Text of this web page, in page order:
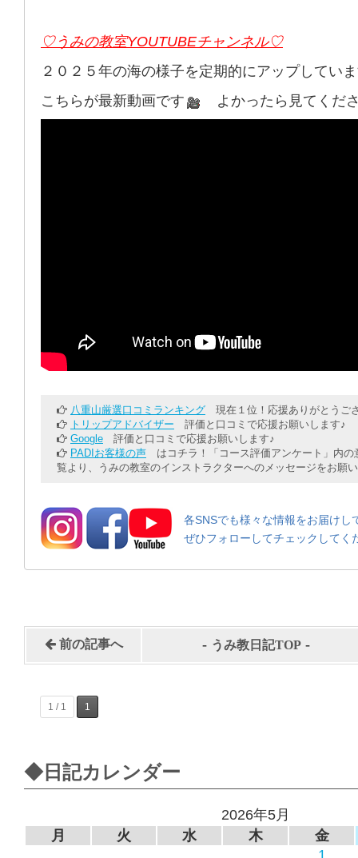
♡うみの教室YOUTUBEチャンネル♡
２０２５年の海の様子を定期的にアップしてい
こちらが最新動画です
よかったら見てくだ
八重山厳選口コミランキング 現在１位！応援ありがとうご
トリップアドバイザー 評価と口コミで応援お願いします♪
Google 評価と口コミで応援お願いします♪
PADIお客様の声 はコチラ！「コース評価アンケート」内の
覧より、うみの教室のインストラクターへのメッセージをお願
各SNSでも様々な情報をお届けし
ぜひフォローしてチェックしてく
前の記事へ - うみ教日記TOP -
1 / 1 1
◆日記カレンダー
2026年5月
月
火 水 木
金
1